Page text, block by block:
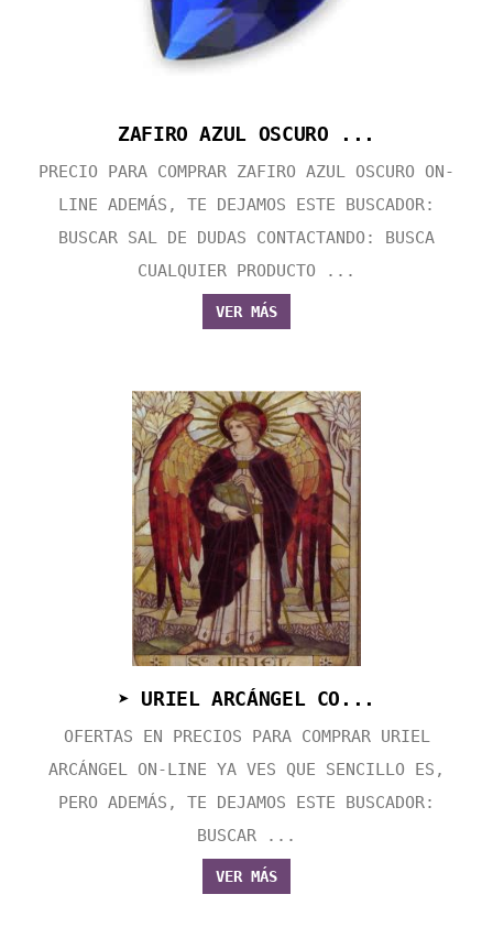
ZAFIRO AZUL OSCURO ...
PRECIO PARA COMPRAR ZAFIRO AZUL OSCURO ON-
LINE ADEMÁS, TE DEJAMOS ESTE BUSCADOR:
BUSCAR SAL DE DUDAS CONTACTANDO: BUSCA
CUALQUIER PRODUCTO ...
VER MÁS
➤ URIEL ARCÁNGEL CO...
OFERTAS EN PRECIOS PARA COMPRAR URIEL
ARCÁNGEL ON-LINE YA VES QUE SENCILLO ES,
PERO ADEMÁS, TE DEJAMOS ESTE BUSCADOR:
BUSCAR ...
VER MÁS